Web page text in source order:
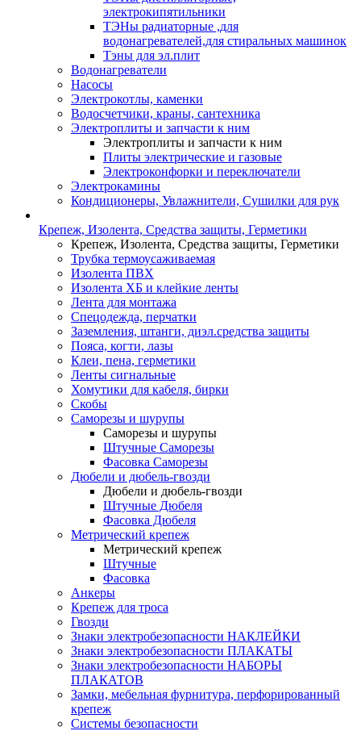
электрокипятильники
ТЭНы радиаторные ,для
водонагревателей,для стиральных машинок
Тэны для эл.плит
Водонагреватели
Насосы
Электрокотлы, каменки
Водосчетчики, краны, сантехника
Электроплиты и запчасти к ним
Электроплиты и запчасти к ним
Плиты электрические и газовые
Электроконфорки и переключатели
Электрокамины
Кондиционеры, Увлажнители, Сушилки для рук
Крепеж, Изолента, Средства защиты, Герметики
Крепеж, Изолента, Средства защиты, Герметики
Трубка термоусаживаемая
Изолента ПВХ
Изолента ХБ и клейкие ленты
Лента для монтажа
Спецодежда, перчатки
Заземления, штанги, диэл.средства защиты
Пояса, когти, лазы
Клеи, пена, герметики
Ленты сигнальные
Хомутики для кабеля, бирки
Скобы
Саморезы и шурупы
Саморезы и шурупы
Штучные Саморезы
Фасовка Саморезы
Дюбели и дюбель-гвозди
Дюбели и дюбель-гвозди
Штучные Дюбеля
Фасовка Дюбеля
Метрический крепеж
Метрический крепеж
Штучные
Фасовка
Анкеры
Крепеж для троса
Гвозди
Знаки электробезопасности НАКЛЕЙКИ
Знаки электробезопасности ПЛАКАТЫ
Знаки электробезопасности НАБОРЫ
ПЛАКАТОВ
Замки, мебельная фурнитура, перфорированный
крепеж
Системы безопасности